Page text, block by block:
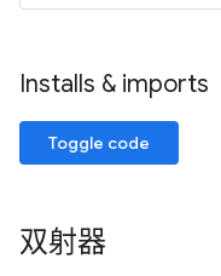
Installs & imports
Toggle code
双射器